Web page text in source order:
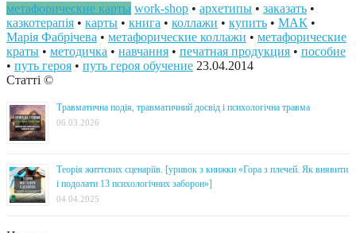
метафорические карты work-shop • архетипы • заказать •
казкотерапія • карты • книга • коллажи • купить • МАК •
Марія Фабрічева • метафорические коллажи • метафорические
краты • методичка • навчання • печатная продукция • пособие
• путь героя • путь героя обучение 23.04.2014
Статті ©
Травматична подія, травматичний досвід і психологічна травма
06.03.2026
Теорія життєвих сценаріїв. [уривок з книжки «Гора з плечей. Як виявити
і подолати 13 психологічних заборон»]
04.04.2025